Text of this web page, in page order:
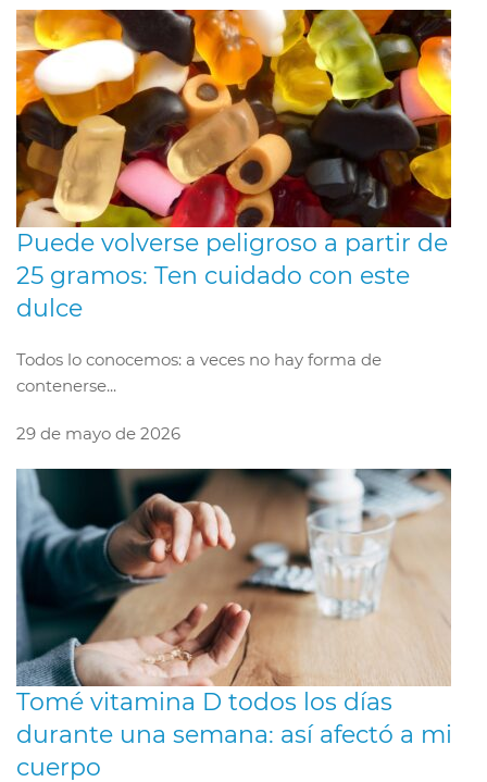
Puede volverse peligroso a partir de
25 gramos: Ten cuidado con este
dulce
Todos lo conocemos: a veces no hay forma de
contenerse...
29 de mayo de 2026
Tomé vitamina D todos los días
durante una semana: así afectó a mi
cuerpo